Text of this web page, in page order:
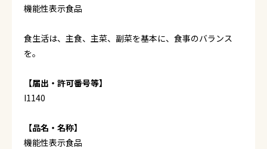
機能性表示食品
食生活は、主食、主菜、副菜を基本に、食事のバランス
を。
【届出・許可番号等】
I1140
【品名・名称】
機能性表示食品